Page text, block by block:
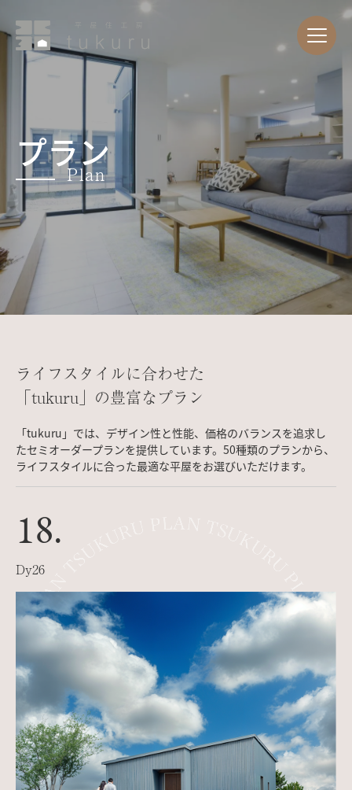
プラン
Plan
ライフスタイルに合わせた
「tukuru」の豊富なプラン
「tukuru」では、デザイン性と性能、価格のバランスを追求し
たセミオーダープランを提供しています。50種類のプランから、
ライフスタイルに合った最適な平屋をお選びいただけます。
18.
Dy26